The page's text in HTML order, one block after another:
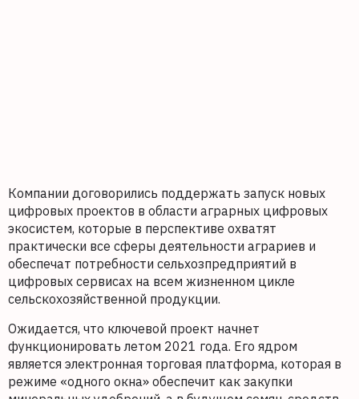
Компании договорились поддержать запуск новых
цифровых проектов в области аграрных цифровых
экосистем, которые в перспективе охватят
практически все сферы деятельности аграриев и
обеспечат потребности сельхозпредприятий в
цифровых сервисах на всем жизненном цикле
сельскохозяйственной продукции.
Ожидается, что ключевой проект начнет
функционировать летом 2021 года. Его ядром
является электронная торговая платформа, которая в
режиме «одного окна» обеспечит как закупки